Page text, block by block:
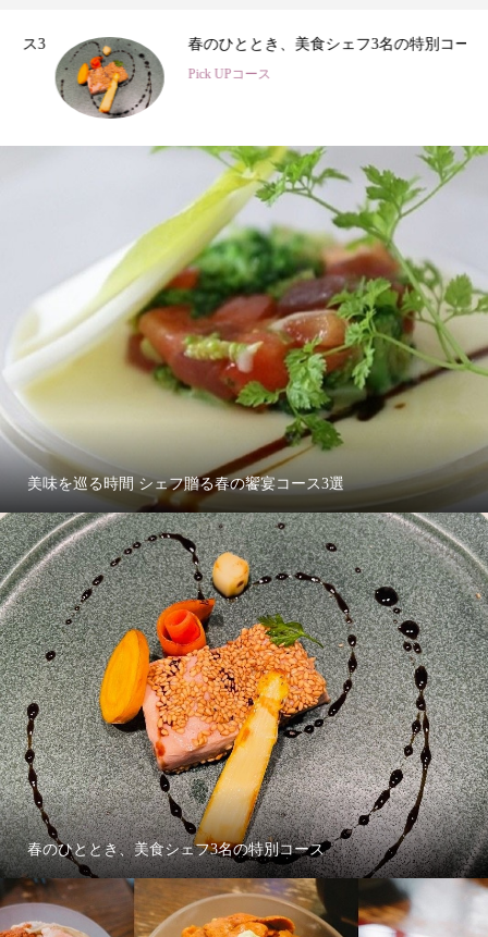
春のひととき、美食シェフ3名の特別コース
Pick UPコース
美味を巡る時間 シェフ贈る春の饗宴コース3選
春のひととき、美食シェフ3名の特別コース